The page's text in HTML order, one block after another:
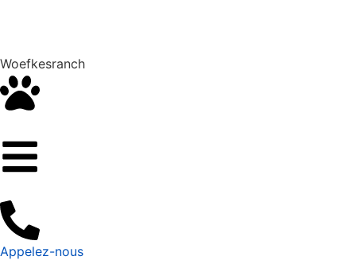
Woefkesranch
Appelez-nous